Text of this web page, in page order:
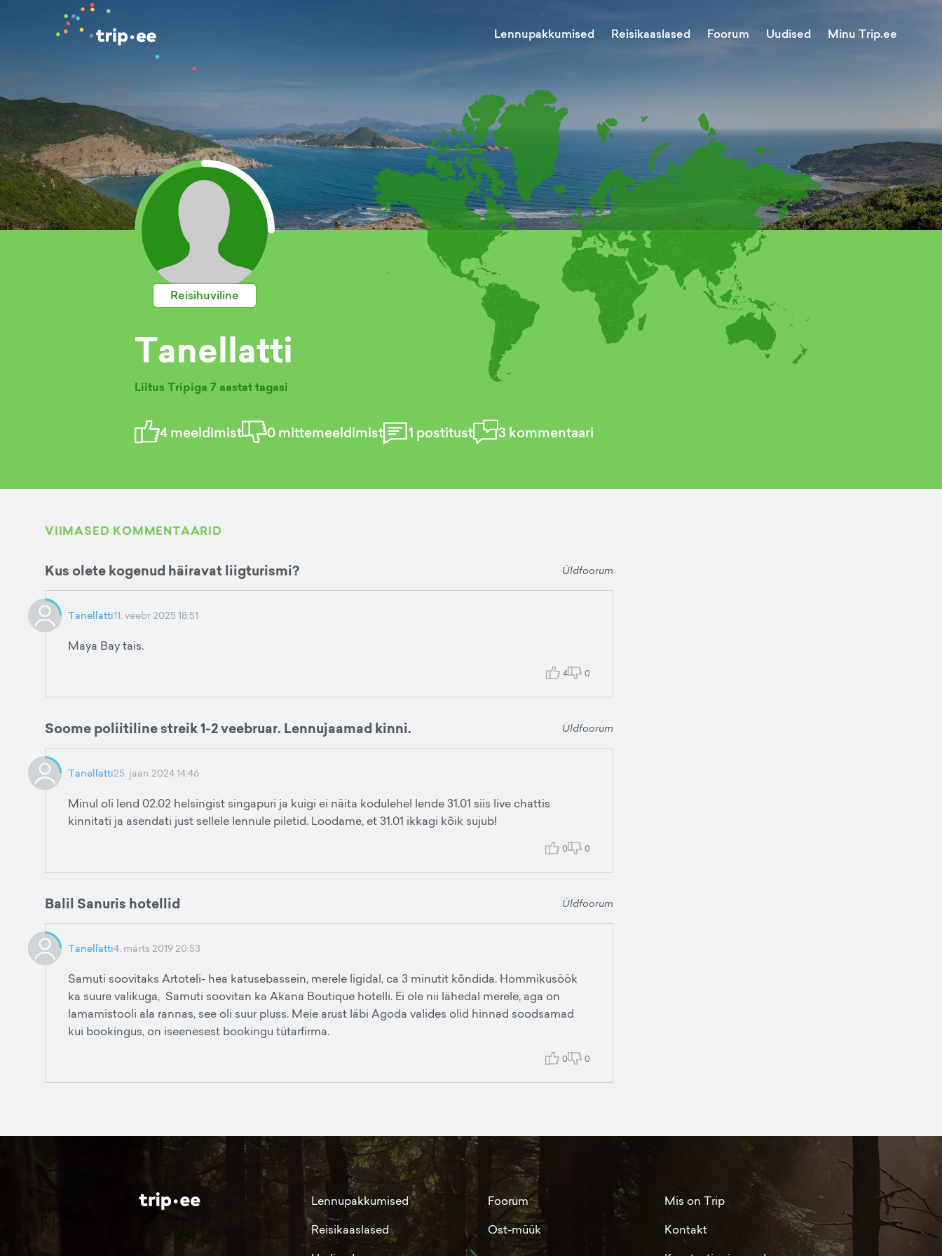
Lennupakkumised Reisikaaslased Foorum Uudised Minu Trip.ee
Reisihuviline
Tanellatti
Liitus Tripiga 7 aastat tagasi
4meeldimist 0mittemeeldimist 1 postitust 3 kommentaari
VIIMASED KOMMENTAARID
Kus olete kogenud häiravat liigturismi? Üldfoorum
Tanellatti11. veebr 2025 18:51
Maya Bay tais.
4 0
Soome poliitiline streik 1-2 veebruar. Lennujaamad kinni. Üldfoorum
Tanellatti25. jaan 2024 14:46
Minul oli lend 02.02 helsingist singapuri ja kuigi ei näita kodulehel lende 31.01 siis live chattis
kinnitati ja asendati just sellele lennule piletid. Loodame, et 31.01 ikkagi kõik sujub!
0 0
Balil Sanuris hotellid Üldfoorum
Tanellatti4. märts 2019 20:53
Samuti soovitaks Artoteli- hea katusebassein, merele ligidal, ca 3 minutit kõndida. Hommikusöök
ka suure valikuga, Samuti soovitan ka Akana Boutique hotelli. Ei ole nii lähedal merele, aga on
lamamistooli ala rannas, see oli suur pluss. Meie arust läbi Agoda valides olid hinnad soodsamad
kui bookingus, on iseenesest bookingu tütarfirma.
0 0
Lennupakkumised
Reisikaaslased
Foorum
Ost-müük
Mis on Trip
Kontakt